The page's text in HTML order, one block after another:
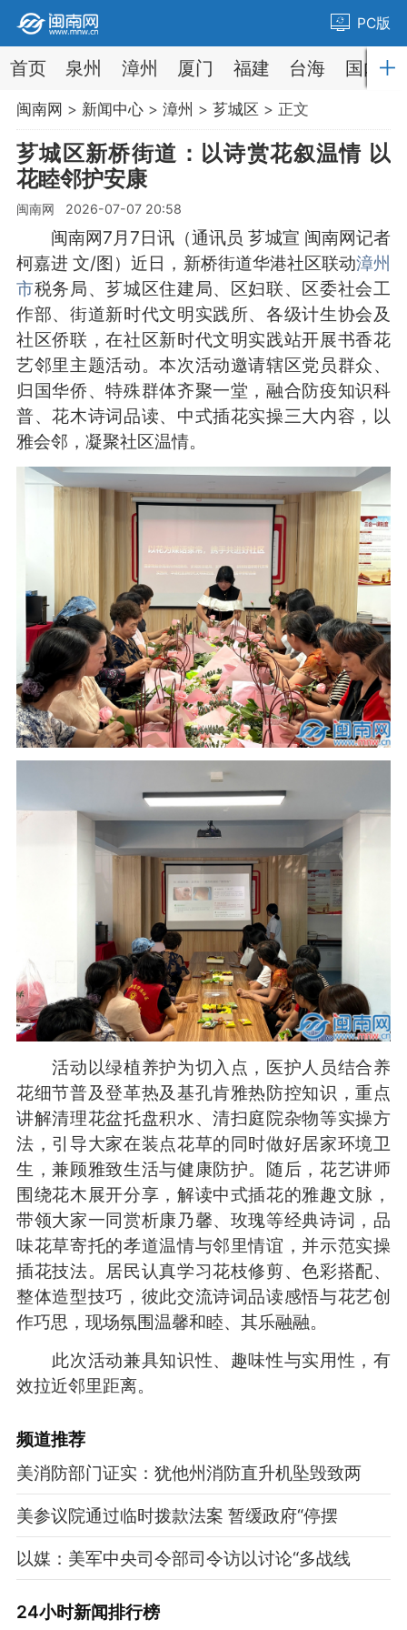
PC版
首页 泉州 漳州 厦门 福建 台海 国内
闽南网 > 新闻中心> 漳州 > 芗城区 > 正文
芗城区新桥街道：以诗赏花叙温情 以
花睦邻护安康
闽南网 2026-07-07 20:58
闽南网7月7日讯（通讯员 芗城宣 闽南网记者
柯嘉进 文/图）近日，新桥街道华港社区联动漳州
市税务局、芗城区住建局、区妇联、区委社会工
作部、街道新时代文明实践所、各级计生协会及
社区侨联，在社区新时代文明实践站开展书香花
艺邻里主题活动。本次活动邀请辖区党员群众、
归国华侨、特殊群体齐聚一堂，融合防疫知识科
普、花木诗词品读、中式插花实操三大内容，以
雅会邻，凝聚社区温情。
活动以绿植养护为切入点，医护人员结合养
花细节普及登革热及基孔肯雅热防控知识，重点
讲解清理花盆托盘积水、清扫庭院杂物等实操方
法，引导大家在装点花草的同时做好居家环境卫
生，兼顾雅致生活与健康防护。随后，花艺讲师
围绕花木展开分享，解读中式插花的雅趣文脉，
带领大家一同赏析康乃馨、玫瑰等经典诗词，品
味花草寄托的孝道温情与邻里情谊，并示范实操
插花技法。居民认真学习花枝修剪、色彩搭配、
整体造型技巧，彼此交流诗词品读感悟与花艺创
作巧思，现场氛围温馨和睦、其乐融融。
此次活动兼具知识性、趣味性与实用性，有
效拉近邻里距离。
频道推荐
美消防部门证实：犹他州消防直升机坠毁致两
美参议院通过临时拨款法案 暂缓政府“停摆
以媒：美军中央司令部司令访以讨论“多战线
24小时新闻排行榜